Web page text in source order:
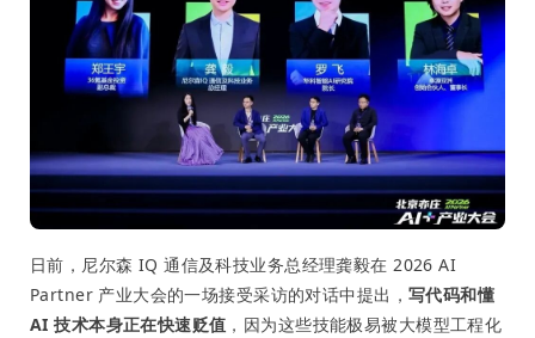
日前，尼尔森 IQ 通信及科技业务总经理龚毅在 2026 AI
Partner 产业大会的一场接受采访的对话中提出， 写代码和懂
AI 技术本身正在快速贬值 ，因为这些技能极易被大模型工程化